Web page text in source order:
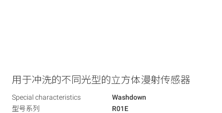
用于冲洗的不同光型的立方体漫射传感器
Special characteristics
Washdown
型号系列
R01E